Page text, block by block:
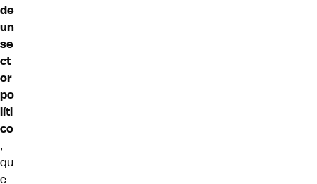
de
un
se
ct
or
po
líti
co
,
qu
e